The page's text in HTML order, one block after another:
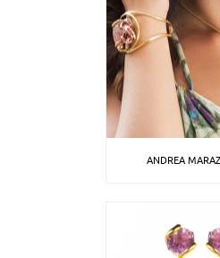
минималистичных и линейных, для
произведений искусства, которые
носящим их женщинам
Андреа рисует и создает все
Парабьяго (Paraboiago) недалеко
профессиональных художников
Помимо люксовых магазинов
имеет контракты с Fondaco dei
Венеции, насчитывающим историю
Victoria & Albert в Лондоне и La
международный уровень.
позволяет выбирать для
ANDREA